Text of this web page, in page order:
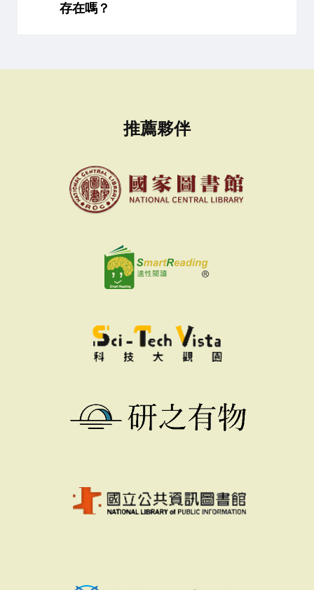
存在嗎？
推薦夥伴